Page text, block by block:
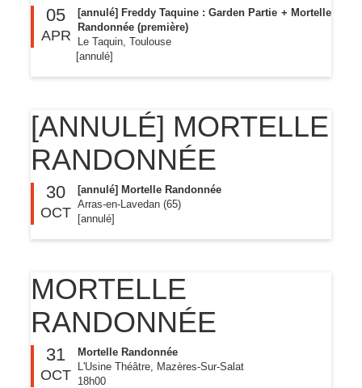
05
APR
[annulé] Freddy Taquine : Garden Partie + Mortelle
Randonnée (première)
Le Taquin, Toulouse
[annulé]
[ANNULÉ] MORTELLE
RANDONNÉE
30
OCT
[annulé] Mortelle Randonnée
Arras-en-Lavedan (65)
[annulé]
MORTELLE
RANDONNÉE
31
OCT
Mortelle Randonnée
L'Usine Théâtre, Mazères-Sur-Salat
18h00